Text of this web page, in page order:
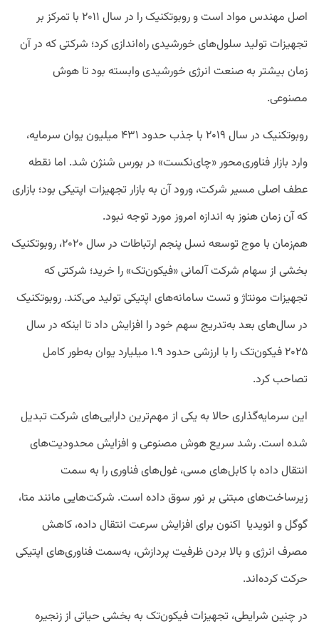
اصل مهندس مواد است و روبوتکنیک را در سال ۲۰۱۱ با تمرکز بر
تجهیزات تولید سلول‌های خورشیدی راه‌اندازی کرد؛ شرکتی که در آن
زمان بیشتر به صنعت انرژی خورشیدی وابسته بود تا هوش
مصنوعی.
روبوتکنیک در سال ۲۰۱۹ با جذب حدود ۴۳۱ میلیون یوان سرمایه،
وارد بازار فناوری‌محور «چای‌نکست» در بورس شنژن شد. اما نقطه
عطف اصلی مسیر شرکت، ورود آن به بازار تجهیزات اپتیکی بود؛ بازاری
که آن زمان هنوز به اندازه امروز مورد توجه نبود.
هم‌زمان با موج توسعه نسل پنجم ارتباطات در سال ۲۰۲۰، روبوتکنیک
بخشی از سهام شرکت آلمانی «فیکون‌تک» را خرید؛ شرکتی که
تجهیزات مونتاژ و تست سامانه‌های اپتیکی تولید می‌کند. روبوتکنیک
در سال‌های بعد به‌تدریج سهم خود را افزایش داد تا اینکه در سال
۲۰۲۵ فیکون‌تک را با ارزشی حدود ۱.۹ میلیارد یوان به‌طور کامل
تصاحب کرد.
این سرمایه‌گذاری حالا به یکی از مهم‌ترین دارایی‌های شرکت تبدیل
شده است. رشد سریع هوش مصنوعی و افزایش محدودیت‌های
انتقال داده با کابل‌های مسی، غول‌های فناوری را به سمت
زیرساخت‌های مبتنی بر نور سوق داده است. شرکت‌هایی مانند متا،
گوگل و انویدیا اکنون برای افزایش سرعت انتقال داده، کاهش
مصرف انرژی و بالا بردن ظرفیت پردازش، به‌سمت فناوری‌های اپتیکی
حرکت کرده‌اند.
در چنین شرایطی، تجهیزات فیکون‌تک به بخشی حیاتی از زنجیره